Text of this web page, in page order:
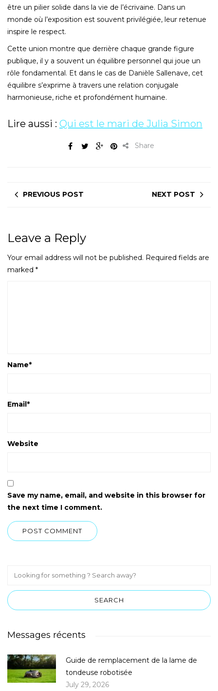
être un pilier solide dans la vie de l’écrivaine. Dans un
monde où l’exposition est souvent privilégiée, leur retenue
inspire le respect.
Cette union montre que derrière chaque grande figure
publique, il y a souvent un équilibre personnel qui joue un
rôle fondamental. Et dans le cas de Danièle Sallenave, cet
équilibre s’exprime à travers une relation conjugale
harmonieuse, riche et profondément humaine.
Lire aussi : Qui est le mari de Julia Simon
Share
PREVIOUS POST NEXT POST
Leave a Reply
Your email address will not be published. Required fields are
marked *
Name*
Email*
Website
Save my name, email, and website in this browser for
the next time I comment.
Messages récents
Guide de remplacement de la lame de
tondeuse robotisée
July 29, 2026